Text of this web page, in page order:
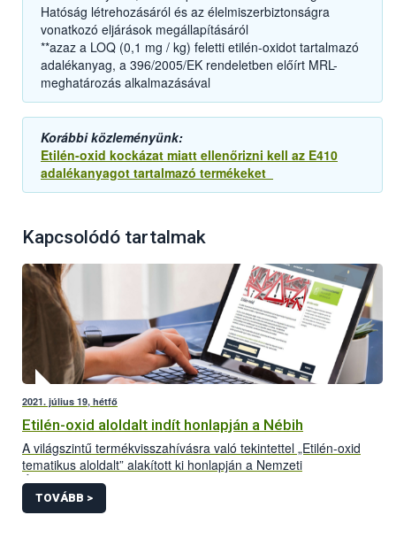
Hatóság létrehozásáról és az élelmiszerbiztonságra
vonatkozó eljárások megállapításáról
**azaz a LOQ (0,1 mg / kg) feletti etilén-oxidot tartalmazó
adalékanyag, a 396/2005/EK rendeletben előírt MRL-
meghatározás alkalmazásával
Korábbi közleményünk:
Etilén-oxid kockázat miatt ellenőrizni kell az E410
adalékanyagot tartalmazó termékeket
Kapcsolódó tartalmak
2021. július 19, hétfő
Etilén-oxid aloldalt indít honlapján a Nébih
A világszintű termékvisszahívásra való tekintettel „Etilén-oxid
tematikus aloldalt” alakított ki honlapján a Nemzeti
Élelmiszerlánc-biztonsági Hivatal (Nébih). A folyamatosan
frissülő felületre azok a Magyarországon forgalomba hozott
termékek kerülnek, amelyek bizonyítottan etilén-oxiddal
TOVÁBB >